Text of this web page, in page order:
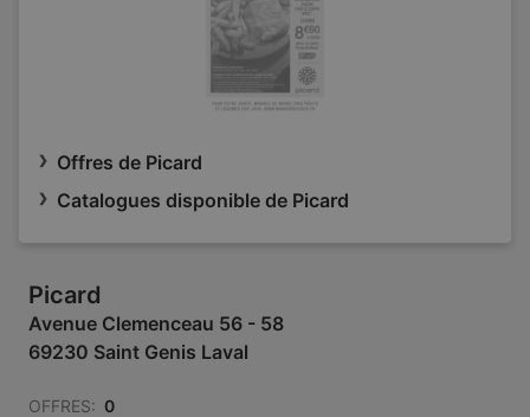
Offres de Picard
Catalogues disponible de Picard
Picard
Avenue Clemenceau 56 - 58
69230 Saint Genis Laval
OFFRES: 0